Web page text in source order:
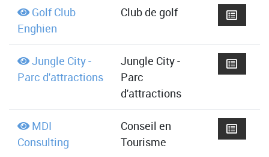
Golf Club
Enghien
Club de golf
Jungle City -
Parc d'attractions
Jungle City -
Parc
d'attractions
MDI
Consulting
Conseil en
Tourisme